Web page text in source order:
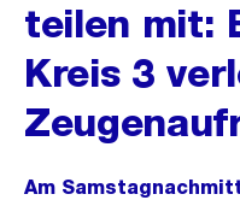
teilen mit:
Kreis 3
Am